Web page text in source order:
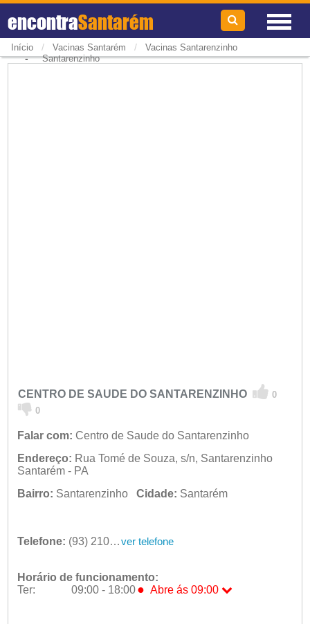
encontraSantarém
Início / Vacinas Santarém / Vacinas Santarenzinho
-Santarenzinho
CENTRO DE SAUDE DO SANTARENZINHO
0
0
Falar com: Centro de Saude do Santarenzinho
Endereço: Rua Tomé de Souza, s/n, Santarenzinho
Santarém - PA
Bairro: Santarenzinho Cidade: Santarém
Telefone: (93) 2101-0100 ver telefone
Horário de funcionamento:
Ter:
09:00 - 18:00 ● Abre ás 09:00